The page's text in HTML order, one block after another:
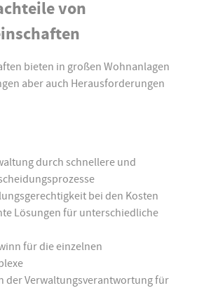
von
bieten in großen Wohnanlagen
aber auch Herausforderungen
durch schnellere und
bei den Kosten
Lösungen für unterschiedliche
für die einzelnen
der Verwaltungsverantwortung für